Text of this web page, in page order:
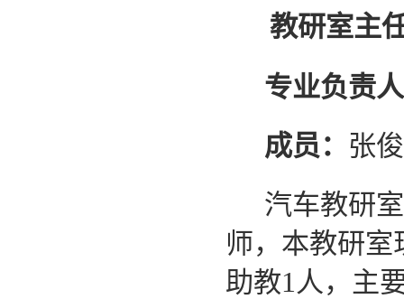
教研室主
专业负责
成员： 张
汽车教研
师，本教研室
助教1 人，主